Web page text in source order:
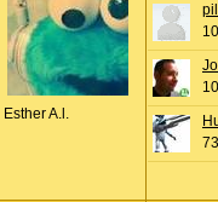
Esther A.l.